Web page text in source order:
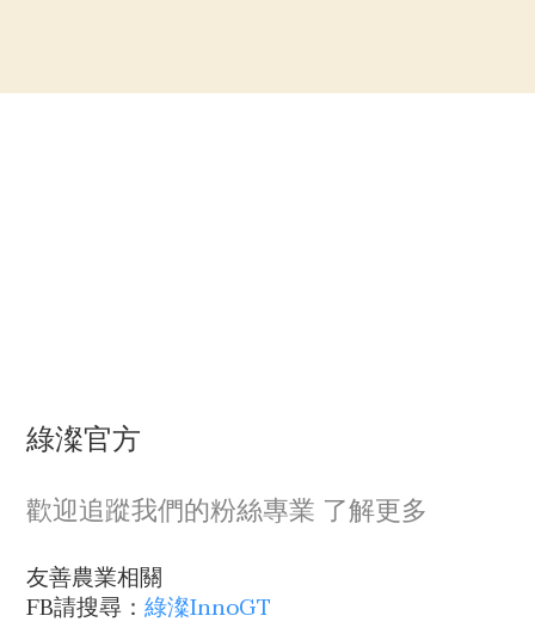
綠澯官方
歡迎追蹤我們的粉絲專業 了解更多
友善農業相關
FB請搜尋：綠澯InnoGT